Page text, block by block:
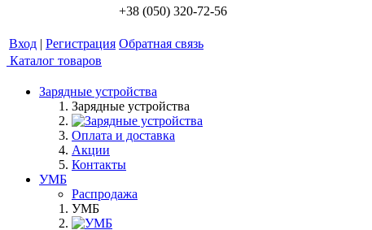
+38 (050) 320-72-56
Вход | Регистрация Обратная связь
Каталог товаров
Зарядные устройства
Зарядные устройства
Оплата и доставка
Акции
Контакты
УМБ
Распродажа
УМБ